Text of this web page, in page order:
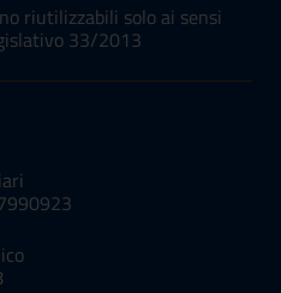
riutilizzabili solo ai sensi
33/2013